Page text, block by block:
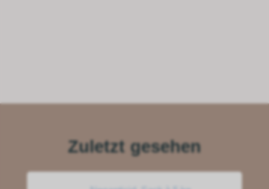
Zuletzt gesehen